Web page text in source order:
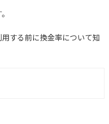
する前に換金率について知